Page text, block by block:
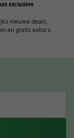
exclusieve
nieuwe deals,
en gratis extra's